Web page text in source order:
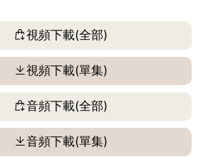
視頻下載(全部)
視頻下載(單集)
音頻下載(全部)
音頻下載(單集)